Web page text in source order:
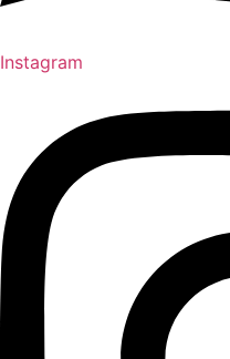
Instagram